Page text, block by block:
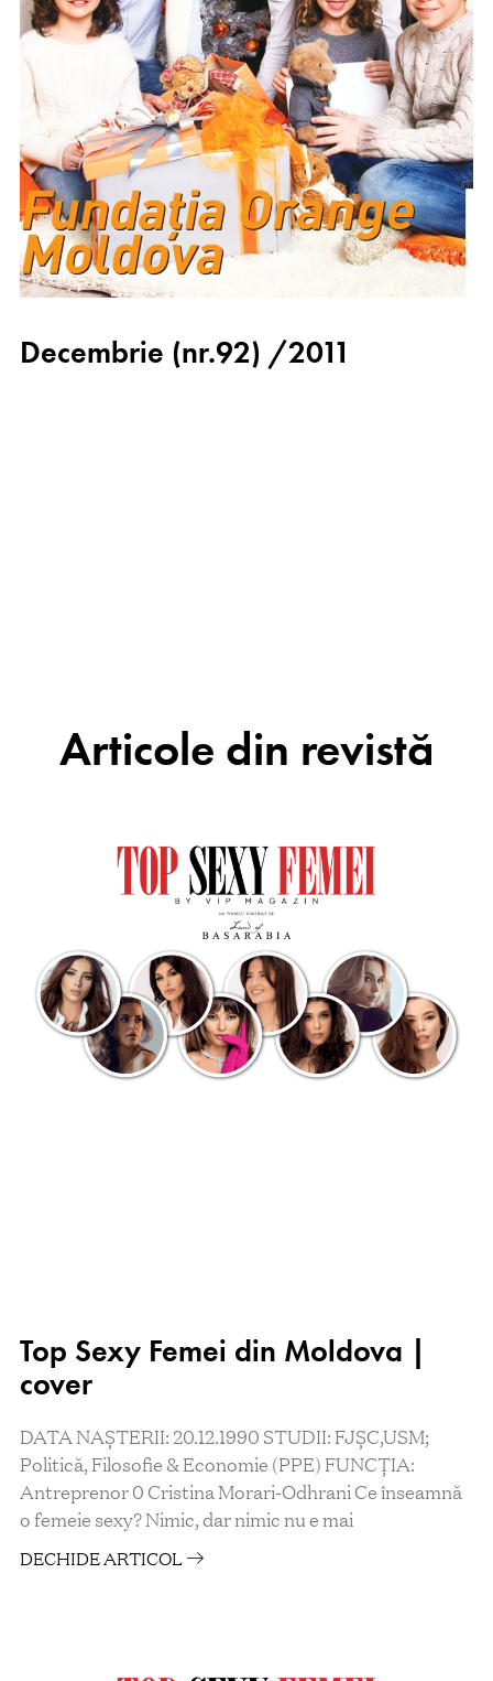
Decembrie (nr.92) /2011
Articole din revistă
Top Sexy Femei din Moldova |
cover
DATA NAȘTERII: 20.12.1990 STUDII: FJȘC,USM;
Politică, Filosofie & Economie (PPE) FUNCȚIA:
Antreprenor 0 Cristina Morari-Odhrani Ce înseamnă
o femeie sexy? Nimic, dar nimic nu e mai
DECHIDE ARTICOL